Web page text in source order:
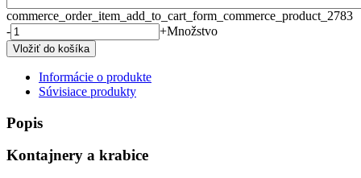
commerce_order_item_add_to_cart_form_commerce_product_2783
-
+Množstvo
Informácie o produkte
Súvisiace produkty
Popis
Kontajnery a krabice